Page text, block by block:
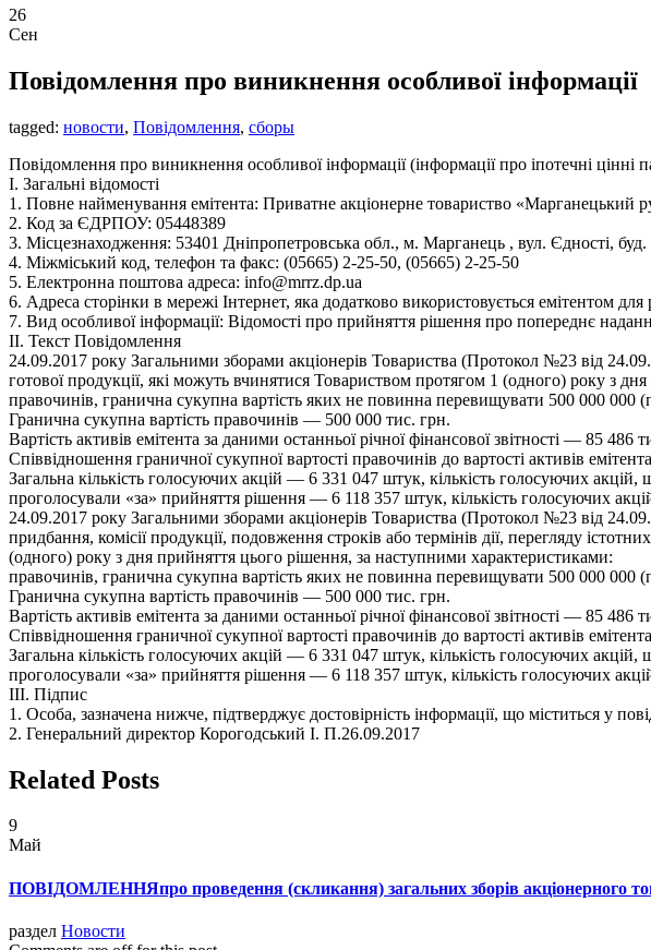
26
Сен
Повідомлення про виникнення особливої інформації
tagged: новости, Повідомлення, сборы
Повідомлення про виникнення особливої інформації (інформації про іпотечні цінні
І. Загальні відомості
1. Повне найменування емітента: Приватне акцiонерне товариство «Марганецький
2. Код за ЄДРПОУ: 05448389
3. Місцезнаходження: 53401 Дніпропетровська обл., м. Марганець , вул. Єдності, буд.
4. Міжміський код, телефон та факс: (05665) 2-25-50, (05665) 2-25-50
5. Електронна поштова адреса: info@mrrz.dp.ua
6. Адреса сторінки в мережі Інтернет, яка додатково використовується емітентом
7. Вид особливої інформації: Відомості про прийняття рішення про попереднє
ІІ. Текст Повідомлення
24.09.2017 року Загальними зборами акціонерів Товариства (Протокол №23 від
готової продукції, які можуть вчинятися Товариством протягом 1 (одного) року з
правочинів, гранична сукупна вартість яких не повинна перевищувати 500 000
Гранична сукупна вартість правочинів — 500 000 тис. грн.
Вартість активів емітента за даними останньої річної фінансової звітності — 85 486
Співвідношення граничної сукупної вартості правочинів до вартості активів
Загальна кількість голосуючих акцій — 6 331 047 штук, кількість голосуючих
проголосували «за» прийняття рішення — 6 118 357 штук, кількість голосуючих
24.09.2017 року Загальними зборами акціонерів Товариства (Протокол №23 від
придбання, комісії продукції, подовження строків або термінів дії, перегляду
(одного) року з дня прийняття цього рішення, за наступними характеристиками:
правочинів, гранична сукупна вартість яких не повинна перевищувати 500 000
Гранична сукупна вартість правочинів — 500 000 тис. грн.
Вартість активів емітента за даними останньої річної фінансової звітності — 85 486
Співвідношення граничної сукупної вартості правочинів до вартості активів
Загальна кількість голосуючих акцій — 6 331 047 штук, кількість голосуючих
проголосували «за» прийняття рішення — 6 118 357 штук, кількість голосуючих
III. Підпис
1. Особа, зазначена нижче, підтверджує достовірність інформації, що міститься у
2. Генеральний директор ​Корогодський I. П.​26.09.2017
Related Posts
9
Май
ПОВІДОМЛЕННЯпро проведення (скликання) загальних зборів акціонерного
раздел Новости